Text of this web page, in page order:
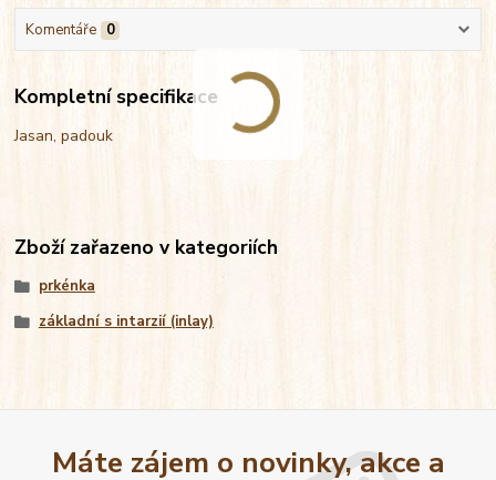
Komentáře 0
Kompletní specifikace
Jasan, padouk
Zboží zařazeno v kategoriích
prkénka
základní s intarzií (inlay)
Máte zájem o novinky, akce a